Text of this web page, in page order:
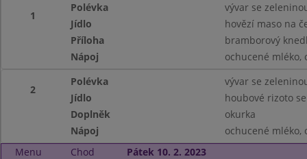
1
Polévka
vývar se
Jídlo
hovězí maso na
Příloha
bramborový
Nápoj
ochucené mléko,
2
Polévka
vývar se
Jídlo
houbové rizoto
Doplněk
okurka
Nápoj
ochucené mléko,
Menu
Chod
Pátek 10. 2. 2023